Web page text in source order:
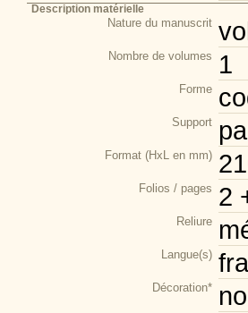
Description matérielle
Nature du manuscrit
Nombre de volumes 1
Forme
Support
Format (HxL en mm)
Folios / pages 2
Reliure
Langue(s)
Décoration*